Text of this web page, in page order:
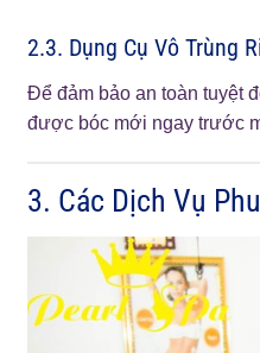
2.3. Dụng Cụ Vô Trùng
Để đảm bảo an toàn tuyệt
được bóc mới ngay trước
3. Các Dịch Vụ